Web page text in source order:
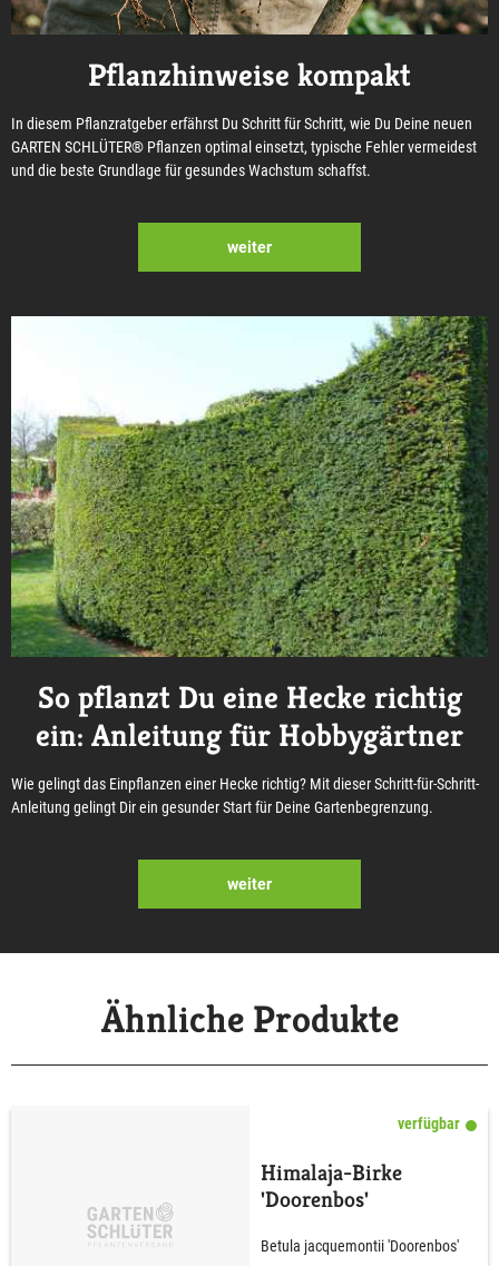
Pflanzhinweise kompakt
In diesem Pflanzratgeber erfährst Du Schritt für Schritt, wie Du Deine neuen
GARTEN SCHLÜTER® Pflanzen optimal einsetzt, typische Fehler vermeidest
und die beste Grundlage für gesundes Wachstum schaffst.
weiter
So pflanzt Du eine Hecke richtig
ein: Anleitung für Hobbygärtner
Wie gelingt das Einpflanzen einer Hecke richtig? Mit dieser Schritt-für-Schritt-
Anleitung gelingt Dir ein gesunder Start für Deine Gartenbegrenzung.
weiter
Ähnliche Produkte
verfügbar
Himalaja-Birke
'Doorenbos'
Betula jacquemontii 'Doorenbos'